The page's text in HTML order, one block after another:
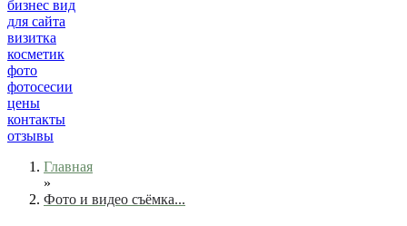
бизнес вид
для сайта
визитка
косметик
фото
фотосесии
цены
контакты
отзывы
Главная
»
Фото и видео съёмка...